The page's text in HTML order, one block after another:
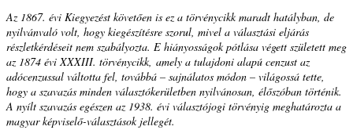
Az 1867. évi Kiegyezést követően is ez a törvénycikk maradt hatályban, de
nyilvánvaló volt, hogy kiegészítésre szorul, mivel a választási eljárás
részletkérdéseit nem szabályozta. E hiányosságok pótlása végett született meg
az 1874 évi XXXIII. törvénycikk, amely a tulajdoni alapú cenzust az
adócenzussal váltotta fel, továbbá – sajnálatos módon – világossá tette,
hogy a szavazás minden választókerületben nyilvánosan, élőszóban történik.
A nyílt szavazás egészen az 1938. évi választójogi törvényig meghatározta a
magyar képviselő-választások jellegét.